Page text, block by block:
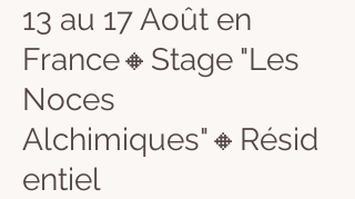
13 au 17 Août en
France🔸Stage "Les
Noces
Alchimiques"🔸Résid
entiel